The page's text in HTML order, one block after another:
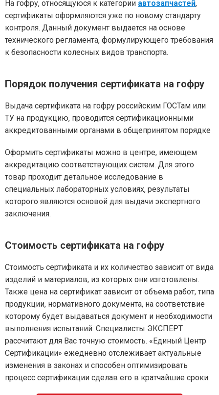
На гофру, относящуюся к категории автозапчастей,
сертификаты оформляются уже по новому стандарту
контроля. Данный документ выдается на основе
технического регламента, формулирующего требования
к безопасности колесных видов транспорта.
Порядок получения сертификата на гофру
Выдача сертификата на гофру российским ГОСТам или
ТУ на продукцию, проводится сертификационными
аккредитованными органами в общепринятом порядке
Оформить сертификаты можно в центре, имеющем
аккредитацию соответствующих систем. Для этого
товар проходит детальное исследование в
специальных лабораторных условиях, результаты
которого являются основой для выдачи экспертного
заключения.
Стоимость сертификата на гофру
Стоимость сертификата и их количество зависит от вида
изделий и материалов, из которых они изготовлены.
Также цена на сертификат зависит от объема работ, типа
продукции, нормативного документа, на соответствие
которому будет выдаваться документ и необходимости
выполнения испытаний. Специалисты ЭКСПЕРТ
рассчитают для Вас точную стоимость. «Единый Центр
Сертификации» ежедневно отслеживает актуальные
изменения в законах и способен оптимизировать
процесс сертификации сделав его в кратчайшие сроки.